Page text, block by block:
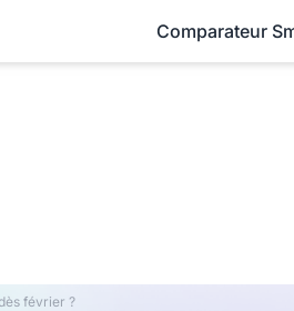
Comparateur
février ?